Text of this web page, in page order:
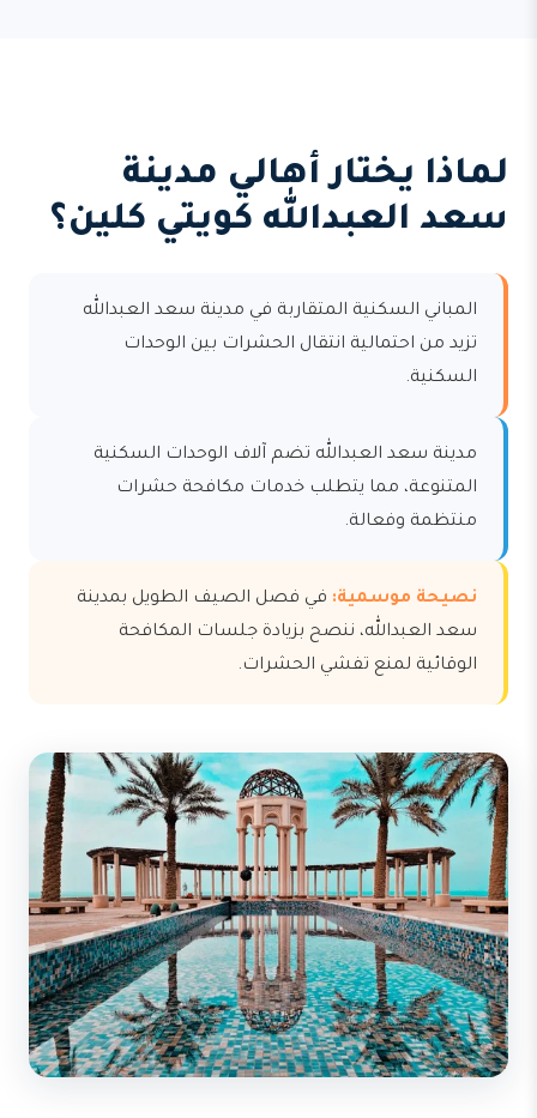
لماذا يختار أهالي مدينة
سعد العبدالله كويتي كلين؟
المباني السكنية المتقاربة في مدينة سعد العبدالله
تزيد من احتمالية انتقال الحشرات بين الوحدات
السكنية.
مدينة سعد العبدالله تضم آلاف الوحدات السكنية
المتنوعة، مما يتطلب خدمات مكافحة حشرات
منتظمة وفعالة.
نصيحة موسمية: في فصل الصيف الطويل بمدينة
سعد العبدالله، ننصح بزيادة جلسات المكافحة
الوقائية لمنع تفشي الحشرات.